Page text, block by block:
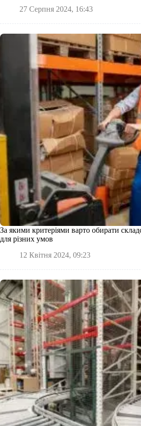
27 Серпня 2024, 16:43
За якими критеріями варто обирати
для різних умов
12 Квітня 2024, 09:23